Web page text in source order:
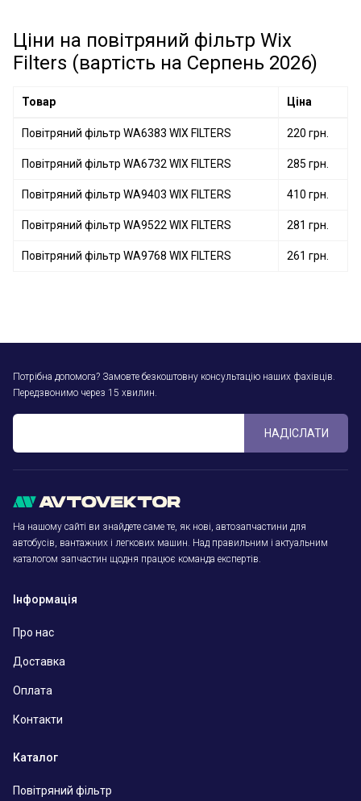
Повітряний фільтр WA6501 WIX FILTERS
Повітряний фільтр WA6705 WIX FILTERS
Повітряний фільтр WA9597 WIX FILTERS
Ціни на повітряний фільтр Wix
Filters (вартість на Серпень 2026)
Товар Ціна
Повітряний фільтр WA6383 WIX FILTERS 220 грн.
Повітряний фільтр WA6732 WIX FILTERS 285 грн.
Повітряний фільтр WA9403 WIX FILTERS 410 грн.
Повітряний фільтр WA9522 WIX FILTERS 281 грн.
Повітряний фільтр WA9768 WIX FILTERS 261 грн.
Потрібна допомога? Замовте безкоштовну консультацію наших фахівців.
Передзвонимо через 15 хвилин.
НАДІСЛАТИ
На нашому сайті ви знайдете саме те, як нові, автозапчастини для
автобусів, вантажних і легкових машин. Над правильним і актуальним
каталогом запчастин щодня працює команда експертів.
Інформація
Про нас
Доставка
Оплата
Контакти
Каталог
Повітряний фільтр